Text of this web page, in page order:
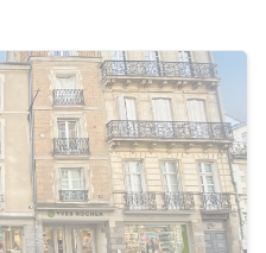
terrains et murs.